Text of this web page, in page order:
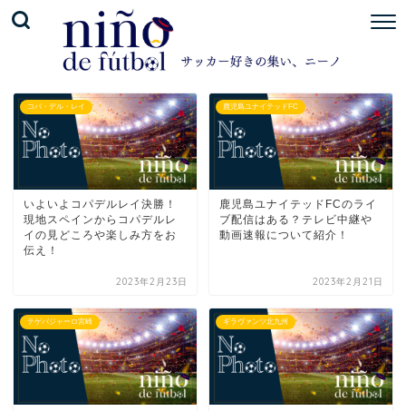
コパ・デル・レイ
いよいよコパデルレイ決勝！
現地スペインからコパデルレ
イの見どころや楽しみ方をお
伝え！
2023年2月23日
鹿児島ユナイテッドFC
鹿児島ユナイテッドFCのライ
ブ配信はある？テレビ中継や
動画速報について紹介！
2023年2月21日
テゲバジャーロ宮崎 ギラヴァンツ北九州